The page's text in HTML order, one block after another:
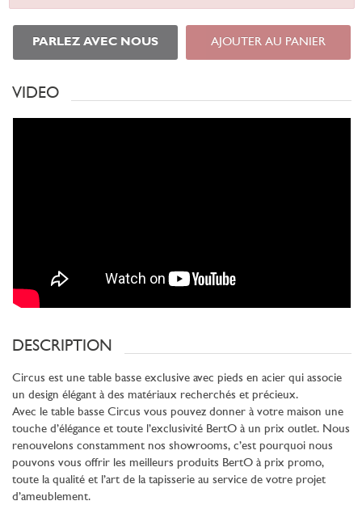
PARLEZ AVEC NOUS AJOUTER AU PANIER
VIDEO
DESCRIPTION
Circus est une table basse exclusive avec pieds en acier qui associe
un design élégant à des matériaux recherchés et précieux.
Avec le table basse Circus vous pouvez donner à votre maison une
touche d’élégance et toute l’exclusivité BertO à un prix outlet. Nous
renouvelons constamment nos showrooms, c’est pourquoi nous
pouvons vous offrir les meilleurs produits BertO à prix promo,
toute la qualité et l’art de la tapisserie au service de votre projet
d’ameublement.